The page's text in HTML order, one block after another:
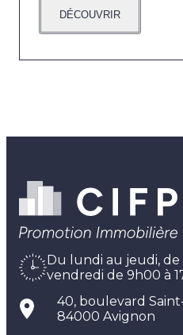
DÉCOUVRIR
Du lundi au jeudi, de
vendredi de 9h00 à
40, boulevard
84000 Avignon